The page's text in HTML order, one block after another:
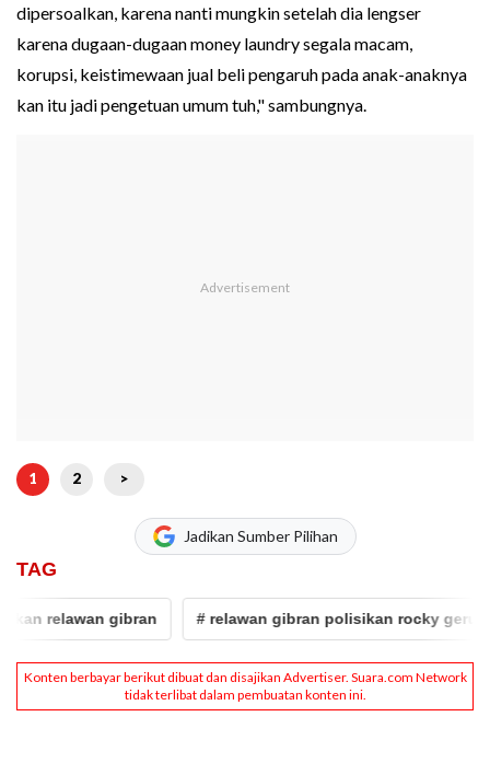
dipersoalkan, karena nanti mungkin setelah dia lengser
karena dugaan-dugaan money laundry segala macam,
korupsi, keistimewaan jual beli pengaruh pada anak-anaknya
kan itu jadi pengetuan umum tuh," sambungnya.
1 2 >
Jadikan Sumber Pilihan
TAG
gibran # relawan gibran polisikan rocky gerung #